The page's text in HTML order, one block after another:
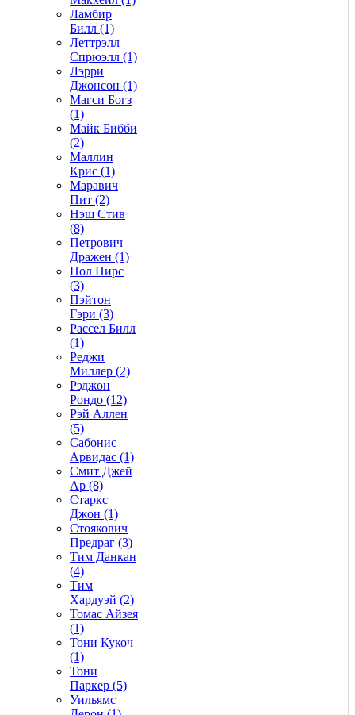
Ламбир
Билл (1)
Леттрэлл
Спрюэлл (1)
Лэрри
Джонсон (1)
Магси Богз
(1)
Майк Бибби
(2)
Маллин
Крис (1)
Маравич
Пит (2)
Нэш Стив
(8)
Петрович
Дражен (1)
Пол Пирс
(3)
Пэйтон
Гэри (3)
Рассел Билл
(1)
Реджи
Миллер (2)
Рэджон
Рондо (12)
Рэй Аллен
(5)
Сабонис
Арвидас (1)
Смит Джей
Ар (8)
Старкс
Джон (1)
Стоякович
Предраг (3)
Тим Данкан
(4)
Тим
Хардуэй (2)
Томас Айзея
(1)
Тони Кукоч
(1)
Тони
Паркер (5)
Уильямс